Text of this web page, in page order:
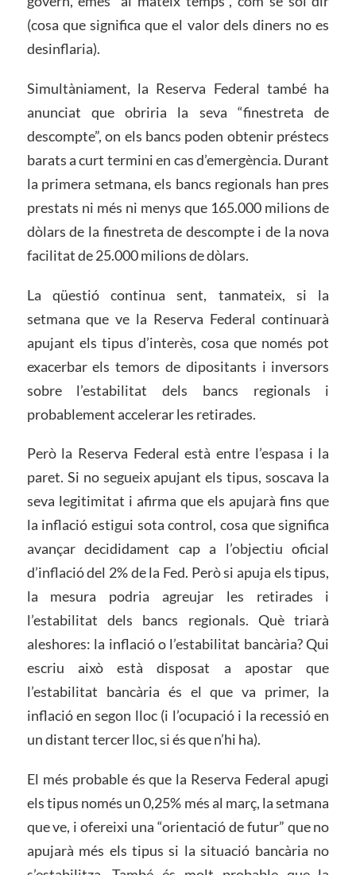
(cosa que significa que el valor dels diners no es
desinflaria).
Simultàniament, la Reserva Federal també ha
anunciat que obriria la seva “finestreta de
descompte”, on els bancs poden obtenir préstecs
barats a curt termini en cas d’emergència. Durant
la primera setmana, els bancs regionals han pres
prestats ni més ni menys que 165.000 milions de
dòlars de la finestreta de descompte i de la nova
facilitat de 25.000 milions de dòlars.
La qüestió continua sent, tanmateix, si la
setmana que ve la Reserva Federal continuarà
apujant els tipus d’interès, cosa que només pot
exacerbar els temors de dipositants i inversors
sobre l’estabilitat dels bancs regionals i
probablement accelerar les retirades.
Però la Reserva Federal està entre l’espasa i la
paret. Si no segueix apujant els tipus, soscava la
seva legitimitat i afirma que els apujarà fins que
la inflació estigui sota control, cosa que significa
avançar decididament cap a l’objectiu oficial
d’inflació del 2% de la Fed. Però si apuja els tipus,
la mesura podria agreujar les retirades i
l’estabilitat dels bancs regionals. Què triarà
aleshores: la inflació o l’estabilitat bancària? Qui
escriu això està disposat a apostar que
l’estabilitat bancària és el que va primer, la
inflació en segon lloc (i l’ocupació i la recessió en
un distant tercer lloc, si és que n’hi ha).
El més probable és que la Reserva Federal apugi
els tipus només un 0,25% més al març, la setmana
que ve, i ofereixi una “orientació de futur” que no
apujarà més els tipus si la situació bancària no